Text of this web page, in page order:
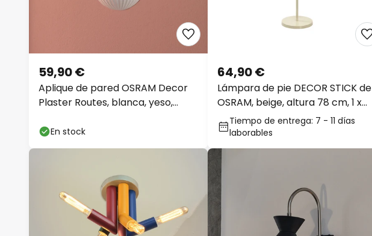
Aplique de pared OSRAM Decor
Plaster Routes, blanca, yeso,
59,90 €
En stock
Lámpara de pie DECOR STICK de
OSRAM, beige, altura 78 cm, 1 x
E27
64,90 €
Tiempo de entrega: 7 - 11 días
laborables